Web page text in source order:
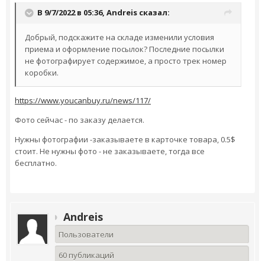
В 9/7/2022 в 05:36, Andreis сказал:
Добрый, подскажите на складе изменили условия
приема и оформление посылок? Последние посылки
не фотографирует содержимое, а просто трек номер
коробки.
https://www.youcanbuy.ru/news/117/
Фото сейчас - по заказу делается.
Нужны фотографии -заказываете в карточке товара, 0.5$
стоит. Не нужны фото - не заказываете, тогда все
бесплатно.
Andreis
Пользователи
60 публикаций